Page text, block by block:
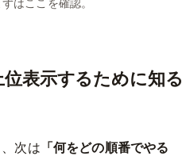
はここを確認。
位表示するために知る
次は 「何をどの順番でやる